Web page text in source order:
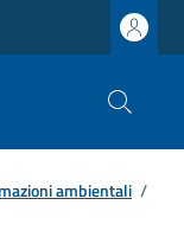
ambientali /